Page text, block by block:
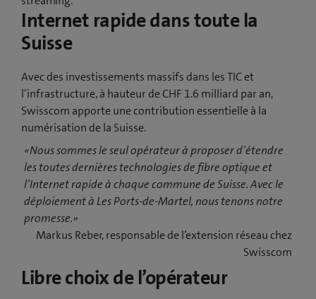
Internet rapide dans toute la
Suisse
Avec des investissements massifs dans les TIC et
l’infrastructure, à hauteur de CHF 1.6 milliard par an,
Swisscom apporte une contribution essentielle à la
numérisation de la Suisse.
«Nous sommes le seul opérateur à proposer d’étendre
les toutes dernières technologies de fibre optique et
l’Internet rapide à chaque commune de Suisse. Avec le
déploiement à Les Ports-de-Martel, nous tenons notre
promesse.»
Markus Reber, responsable de l’extension réseau chez
Swisscom
Libre choix de l’opérateur